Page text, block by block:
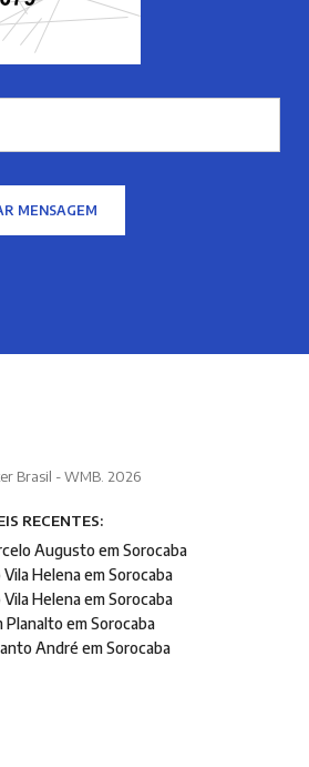
MENSAGEM
Brasil - WMB. 2026
RECENTES:
Augusto em Sorocaba
Helena em Sorocaba
Helena em Sorocaba
Planalto em Sorocaba
André em Sorocaba